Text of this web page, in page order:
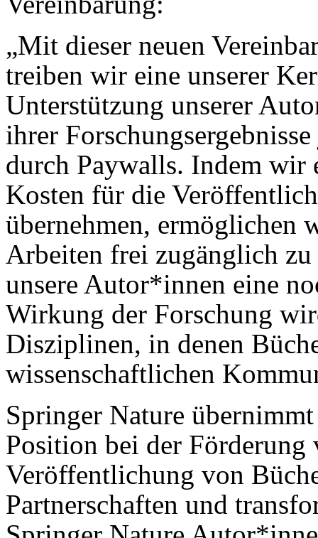
„Mit dieser neuen
treiben wir eine unserer
Unterstützung unserer
ihrer
durch Paywalls. Indem wir
Kosten für die
übernehmen, ermöglichen
Arbeiten frei zugänglich
unsere Autor*innen eine
Wirkung der Forschung
Disziplinen, in denen
wissenschaftlichen
Springer Nature
Position bei der Förderung
Veröffentlichung von
Partnerschaften und